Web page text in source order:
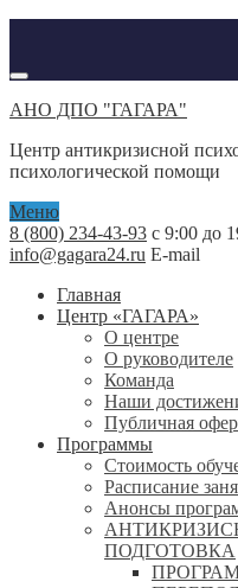
АНО ДПО "ГАГАРА"
Центр антикризисной
психологической помощи
Меню
8 (800) 234-43-93 с 9:00 до
info@gagara24.ru E-mail
Главная
Центр «ГАГАРА»
О центре
О руководителе
Команда
Наши
Публичная
Программы
Стоимость
Расписание
Анонсы
ПОДГОТОВКА